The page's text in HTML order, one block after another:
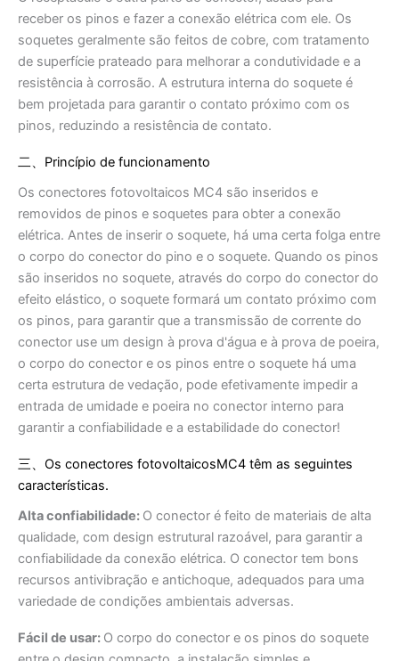
receber os pinos e fazer a conexão elétrica com ele. Os
soquetes geralmente são feitos de cobre, com tratamento
de superfície prateado para melhorar a condutividade e a
resistência à corrosão. A estrutura interna do soquete é
bem projetada para garantir o contato próximo com os
pinos, reduzindo a resistência de contato.
二、Princípio de funcionamento
Os conectores fotovoltaicos MC4 são inseridos e
removidos de pinos e soquetes para obter a conexão
elétrica. Antes de inserir o soquete, há uma certa folga entre
o corpo do conector do pino e o soquete. Quando os pinos
são inseridos no soquete, através do corpo do conector do
efeito elástico, o soquete formará um contato próximo com
os pinos, para garantir que a transmissão de corrente do
conector use um design à prova d'água e à prova de poeira,
o corpo do conector e os pinos entre o soquete há uma
certa estrutura de vedação, pode efetivamente impedir a
entrada de umidade e poeira no conector interno para
garantir a confiabilidade e a estabilidade do conector!
三、Os conectores fotovoltaicosMC4 têm as seguintes
características.
Alta confiabilidade: O conector é feito de materiais de alta
qualidade, com design estrutural razoável, para garantir a
confiabilidade da conexão elétrica. O conector tem bons
recursos antivibração e antichoque, adequados para uma
variedade de condições ambientais adversas.
Fácil de usar: O corpo do conector e os pinos do soquete